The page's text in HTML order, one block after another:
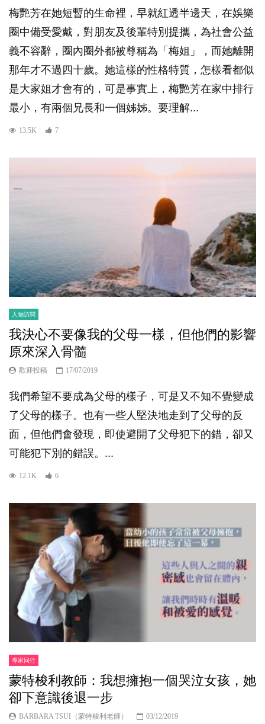
梅艷芳在她短暫的生命裡，早就紅透半邊天，在娛樂
圈中備受愛戴，對朋友及後輩特別提攜，為社會公益
義不容辭，圈內圈外都被尊稱為「梅姐」，而她離開
那年才不過四十歲。她這樣的性格特質，怎樣看都似
是大家姐才會有的，可是事實上，梅艷芳在家中排行
最小，有兩個兄長和一個姊姊。要理解...
13.5K 7
人物訪問
我決心不要像我的父母一樣，但他們的影響
原來深入骨髓
歡迎投稿 17/07/2019
我們希望不要成為父母的樣子，可是又不知不覺變成
了父母的樣子。也有一些人堅決地走到了父母的反
面，但他們會發現，即使避開了父母犯下的錯，卻又
可能犯下別的錯誤。...
12.1K 6
專家同行
蒙特梭利教師：我想擁抱一個哭泣女孩，她
卻下意識後退一步
BARBARA TSUI（蒙特梭利老師） 03/12/2019